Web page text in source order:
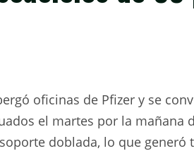
oficinas de Pfizer y se
el martes por la mañana
doblada, lo que generó